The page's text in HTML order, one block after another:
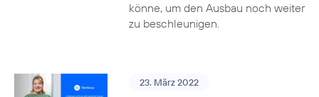
könne, um den Ausbau noch weiter
zu beschleunigen.
23. März 2022